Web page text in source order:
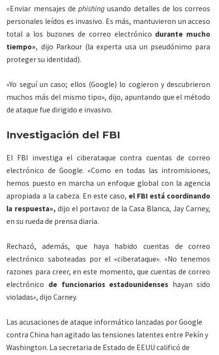
«Enviar mensajes dephishing usando detalles de los correos
personales leídos es invasivo. Es más, mantuvieron un acceso
total a los buzones de correo electrónico durante mucho
tiempo», dijo Parkour (la experta usa un pseudónimo para
proteger su identidad).
«Yo seguí un caso; ellos (Google) lo cogieron y descubrieron
muchos más del mismo tipo», dijo, apuntando que el método
de ataque fue dirigido e invasivo.
Investigación del FBI
El FBI investiga el ciberataque contra cuentas de correo
electrónico de Google. «Como en todas las intromisiones,
hemos puesto en marcha un enfoque global con la agencia
apropiada a la cabeza. En este caso, el FBI está coordinando
la respuesta», dijo el portavoz de la Casa Blanca, Jay Carney,
en su rueda de prensa diaria.
Rechazó, además, que haya habido cuentas de correo
electrónico saboteadas por el «ciberataque». «No tenemos
razones para creer, en este momento, que cuentas de correo
electrónico de funcionarios estadounidenses hayan sido
violadas», dijo Carney.
Las acusaciones de ataque informático lanzadas por Google
contra China han agitado las tensiones latentes entre Pekín y
Washington. La secretaria de Estado de EEUU calificó de